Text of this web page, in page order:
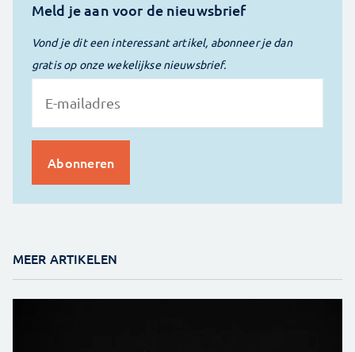
Meld je aan voor de nieuwsbrief
Vond je dit een interessant artikel, abonneer je dan
gratis op onze wekelijkse nieuwsbrief.
MEER ARTIKELEN